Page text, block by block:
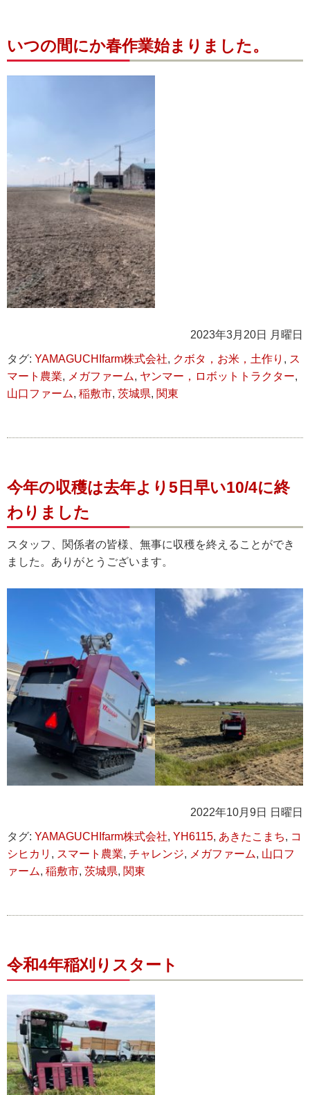
いつの間にか春作業始まりました。
2023年3月20日 月曜日
タグ: YAMAGUCHIfarm株式会社, クボタ，お米，土作り , ス
マート農業, メガファーム, ヤンマー，ロボットトラクター,
山口ファーム, 稲敷市, 茨城県, 関東
今年の収穫は去年より5日早い10/4に終
わりました
スタッフ、関係者の皆様、無事に収穫を終えることができ
ました。ありがとうございます。
2022年10月9日 日曜日
タグ: YAMAGUCHIfarm株式会社, YH6115, あきたこまち, コ
シヒカリ , スマート農業, チャレンジ, メガファーム, 山口フ
ァーム, 稲敷市, 茨城県, 関東
令和4年稲刈りスタート